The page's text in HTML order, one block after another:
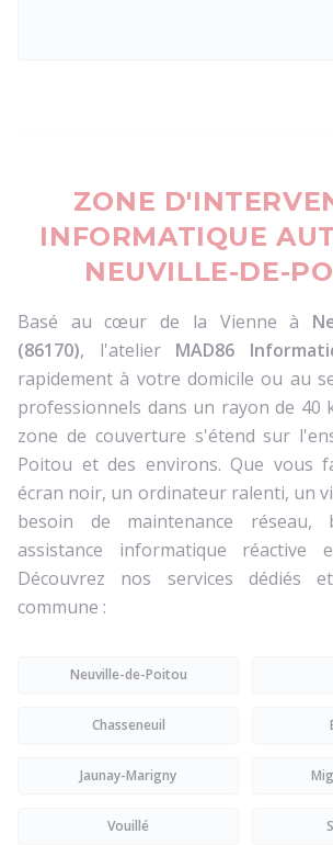
ZONE
INFORMATIQUE
NEUVILLE-DE-
Basé au cœur de la Vienne à
(86170), l'atelier MAD86
rapidement à votre domicile ou au
professionnels dans un rayon de 40
zone de couverture s'étend sur
Poitou et des environs. Que vous
écran noir, un ordinateur ralenti, un
besoin de maintenance réseau,
assistance informatique réactive
Découvrez nos services dédiés
commune :
Neuville-de-Poitou
Chasseneuil
Jaunay-Marigny
Vouillé